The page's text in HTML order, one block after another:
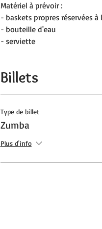
Matériel à prévoir :
- baskets propres réservées
- bouteille d'eau
- serviette
Billets
Type de billet
Zumba
Plus d'info